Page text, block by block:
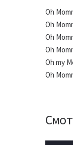
Oh
Oh
Oh
Oh
Oh my
Oh